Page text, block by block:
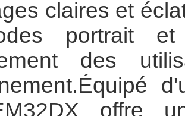
claires et
portrait
des
offre